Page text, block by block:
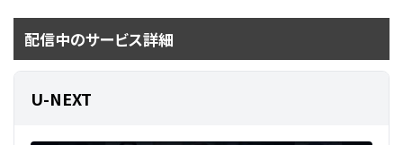
配信中のサービス詳細
U-NEXT